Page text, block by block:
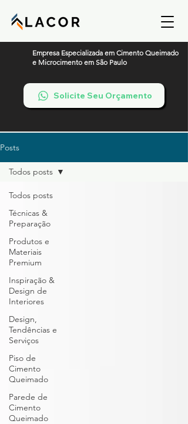
Empresa Especializada em Cimento Queimado
e Microcimento em São Paulo
Solicite Seu Orçamento
Posts
Todos posts
Técnicas &
Preparação
Produtos e
Materiais
Premium
Inspiração &
Design de
Interiores
Design,
Tendências e
Serviços
Piso de
Cimento
Queimado
Parede de
Cimento
Queimado
Todos posts